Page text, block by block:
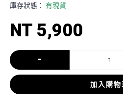
庫存狀態： 有現貨
NT 5,900
-
加入購物